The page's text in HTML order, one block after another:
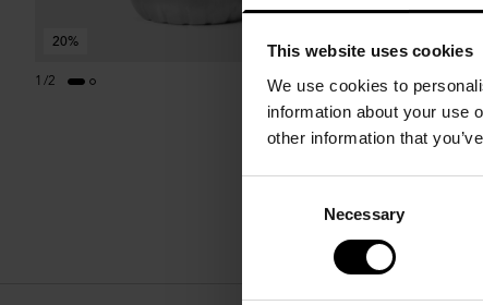
This website uses cookies
We use cookies to
information about your use
other information that
Necessary
1 /2
20%